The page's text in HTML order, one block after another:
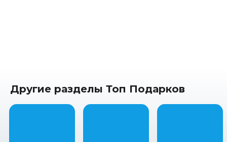
Другие разделы Топ Подарков